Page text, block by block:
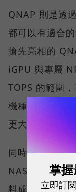
QNAP 則是透
都可以有適合
搶先亮相的
iGPU 與專屬
TOPS 的範圍
機種則可安裝
更大的運算量。
同時 QNAP 也
NAS 裡的資料
料成為有價值
掌
立即訂